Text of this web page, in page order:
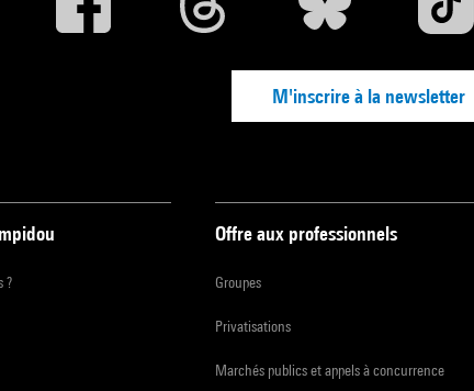
M'inscrire à la newsletter
?
Offre aux professionnels
Groupes
Privatisations
Marchés publics et appels à concurrence